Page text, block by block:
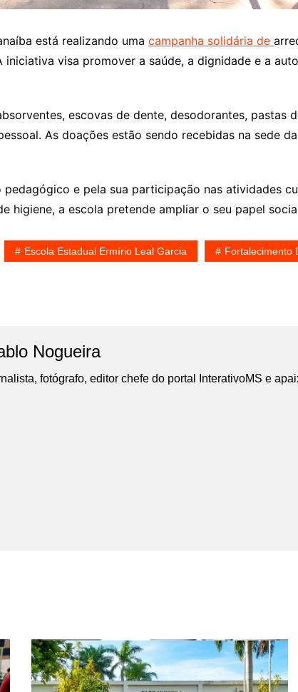
está realizando uma campanha solidária de
iniciativa visa promover a saúde, a dignidade e a
escovas de dente, desodorantes, pastas
As doações estão sendo recebidas na sede
e pela sua participação nas atividades
higiene, a escola pretende ampliar o seu papel
Escola Estadual Ermírio Leal Garcia Fortalecimento
Nogueira
fotógrafo, editor chefe do portal InterativoMS e